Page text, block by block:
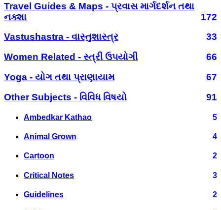
Travel Guides & Maps - પ્રવાસ માર્ગદર્શન તથા
નક્શા
172
Vastushastra - વાસ્તુશાસ્ત્ર
33
Women Related - સ્ત્રી ઉપયોગી
66
Yoga - યોગ તથા પ્રાણાયામ
67
Other Subjects - વિવિધ વિષયો
91
Ambedkar Kathao 5
Animal Grown 4
Cartoon 2
Critical Notes 3
Guidelines 2